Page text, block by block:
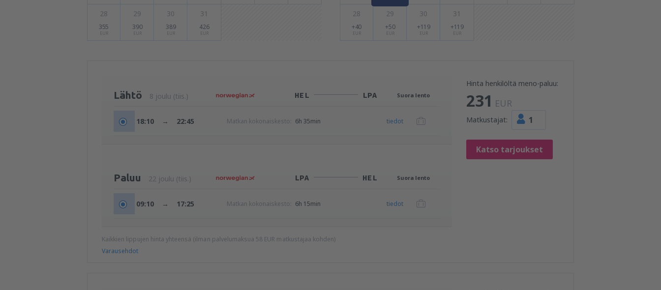
28
355
EUR
29
390
EUR
30
389
EUR
31
426
EUR
28
+40
EUR
29
+50
EUR
30
+119
EUR
31
+119
EUR
Hinta henkilöltä meno-paluu:
231 EUR
Matkustajat: 1
Katso tarjoukset
Lähtö 8 joulu (tiis.) HEL LPA Suora lento
18:10 → 22:45 Matkan kokonaiskesto: 6h 35min tiedot
Paluu 22 joulu (tiis.) LPA HEL Suora lento
09:10 → 17:25 Matkan kokonaiskesto: 6h 15min tiedot
Kaikkien lippujen hinta yhteensä (ilman palvelumaksua 58 EUR matkustajaa kohden)
Varausehdot